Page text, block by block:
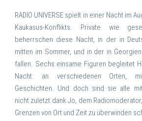
RADIO UNIVERSE spielt in einer Nacht im
Kaukasus-Konflikts. Private wie
beherrschen diese Nacht, in der in
mitten im Sommer, und in der in
fallen. Sechs einsame Figuren begleitet
Nacht: an verschiedenen Orten,
Geschichten. Und doch sind sie alle
nicht zuletzt dank Jo, dem
Grenzen von Ort und Zeit zu überwinden